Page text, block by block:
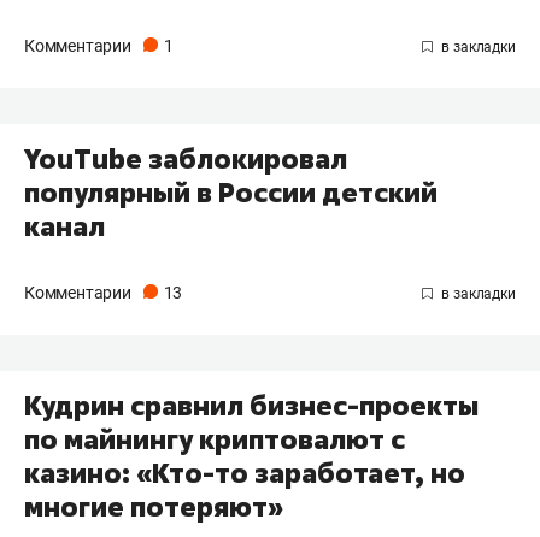
Комментарии 1
YouTube заблокировал
популярный в России детский
канал
Комментарии 13
Кудрин сравнил бизнес-проекты
по майнингу криптовалют с
казино: «Кто-то заработает, но
многие потеряют»